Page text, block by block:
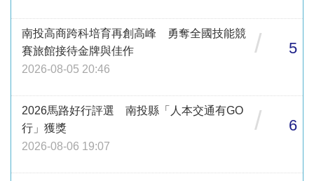
南投高商跨科培育再創高峰 勇奪全國技能競
賽旅館接待金牌與佳作
2026-08-05 20:46
/ 5
2026馬路好行評選 南投縣「人本交通有GO
行」獲獎
2026-08-06 19:07
/ 6